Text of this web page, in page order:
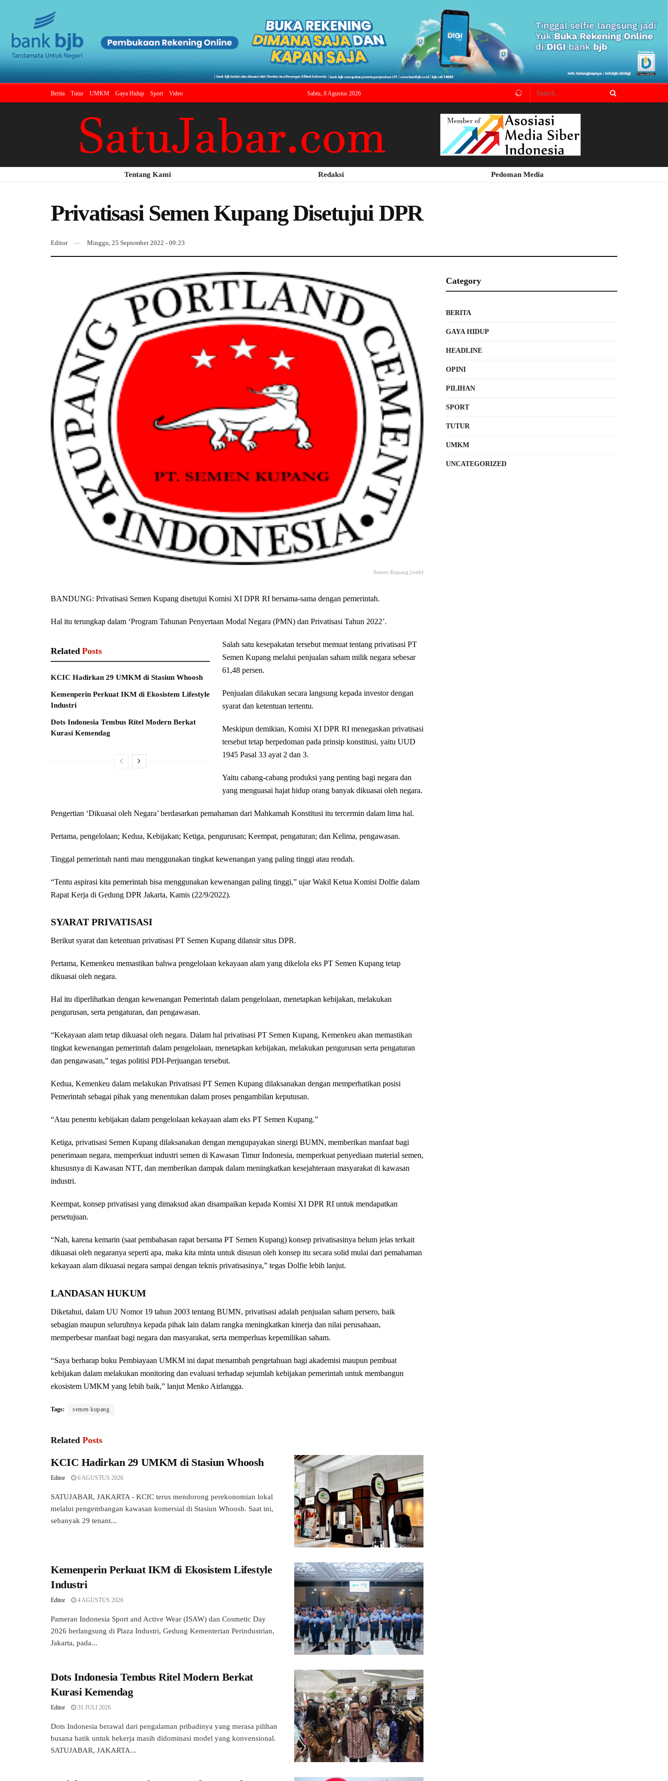
Berita Tutur UMKM Gaya Hidup Sport Video Sabtu, 8 Agustus 2026
Tentang Kami Redaksi Pedoman Media
Privatisasi Semen Kupang Disetujui DPR
Editor Minggu, 25 September 2022 - 09:23
Semen Kupang (web)
BANDUNG: Privatisasi Semen Kupang disetujui Komisi XI DPR RI bersama-sama dengan pemerintah.
Hal itu terungkap dalam ‘Program Tahunan Penyertaan Modal Negara (PMN) dan Privatisasi Tahun 2022’.
Related Posts
KCIC Hadirkan 29 UMKM di Stasiun Whoosh
Kemenperin Perkuat IKM di Ekosistem Lifestyle
Industri
Dots Indonesia Tembus Ritel Modern Berkat
Kurasi Kemendag
Salah satu kesepakatan tersebut memuat tentang privatisasi PT
Semen Kupang melalui penjualan saham milik negara sebesar
61,48 persen.
Penjualan dilakukan secara langsung kepada investor dengan
syarat dan ketentuan tertentu.
Meskipun demikian, Komisi XI DPR RI menegaskan privatisasi
tersebut tetap berpedoman pada prinsip konstitusi, yaitu UUD
1945 Pasal 33 ayat 2 dan 3.
Yaitu cabang-cabang produksi yang penting bagi negara dan
yang menguasai hajat hidup orang banyak dikuasai oleh negara.
Pengertian ‘Dikuasai oleh Negara’ berdasarkan pemahaman dari Mahkamah Konstitusi itu tercermin dalam lima hal.
Pertama, pengelolaan; Kedua, Kebijakan; Ketiga, pengurusan; Keempat, pengaturan; dan Kelima, pengawasan.
Tinggal pemerintah nanti mau menggunakan tingkat kewenangan yang paling tinggi atau rendah.
“Tentu aspirasi kita pemerintah bisa menggunakan kewenangan paling tinggi,” ujar Wakil Ketua Komisi Dolfie dalam
Rapat Kerja di Gedung DPR Jakarta, Kamis (22/9/2022).
SYARAT PRIVATISASI
Berikut syarat dan ketentuan privatisasi PT Semen Kupang dilansir situs DPR.
Pertama, Kemenkeu memastikan bahwa pengelolaan kekayaan alam yang dikelola eks PT Semen Kupang tetap
dikuasai oleh negara.
Hal itu diperlihatkan dengan kewenangan Pemerintah dalam pengelolaan, menetapkan kebijakan, melakukan
pengurusan, serta pengaturan, dan pengawasan.
“Kekayaan alam tetap dikuasai oleh negara. Dalam hal privatisasi PT Semen Kupang, Kemenkeu akan memastikan
tingkat kewenangan pemerintah dalam pengelolaan, menetapkan kebijakan, melakukan pengurusan serta pengaturan
dan pengawasan,” tegas politisi PDI-Perjuangan tersebut.
Kedua, Kemenkeu dalam melakukan Privatisasi PT Semen Kupang dilaksanakan dengan memperhatikan posisi
Pemerintah sebagai pihak yang menentukan dalam proses pengambilan keputusan.
“Atau penentu kebijakan dalam pengelolaan kekayaan alam eks PT Semen Kupang.”
Ketiga, privatisasi Semen Kupang dilaksanakan dengan mengupayakan sinergi BUMN, memberikan manfaat bagi
penerimaan negara, memperkuat industri semen di Kawasan Timur Indonesia, memperkuat penyediaan material semen,
khususnya di Kawasan NTT, dan memberikan dampak dalam meningkatkan kesejahteraan masyarakat di kawasan
industri.
Keempat, konsep privatisasi yang dimaksud akan disampaikan kepada Komisi XI DPR RI untuk mendapatkan
persetujuan.
“Nah, karena kemarin (saat pembahasan rapat bersama PT Semen Kupang) konsep privatisasinya belum jelas terkait
dikuasai oleh negaranya seperti apa, maka kita minta untuk disusun oleh konsep itu secara solid mulai dari pemahaman
kekayaan alam dikuasai negara sampai dengan teknis privatisasinya,” tegas Dolfie lebih lanjut.
LANDASAN HUKUM
Diketahui, dalam UU Nomor 19 tahun 2003 tentang BUMN, privatisasi adalah penjualan saham persero, baik
sebagian maupun seluruhnya kepada pihak lain dalam rangka meningkatkan kinerja dan nilai perusahaan,
memperbesar manfaat bagi negara dan masyarakat, serta memperluas kepemilikan saham.
“Saya berharap buku Pembiayaan UMKM ini dapat menambah pengetahuan bagi akademisi maupun pembuat
kebijakan dalam melakukan monitoring dan evaluasi terhadap sejumlah kebijakan pemerintah untuk membangun
ekosistem UMKM yang lebih baik,” lanjut Menko Airlangga.
Tags: semen kupang
Related Posts
KCIC Hadirkan 29 UMKM di Stasiun Whoosh
Editor 6 AGUSTUS 2026
SATUJABAR, JAKARTA - KCIC terus mendorong perekonomian lokal
melalui pengembangan kawasan komersial di Stasiun Whoosh. Saat ini,
sebanyak 29 tenant...
Kemenperin Perkuat IKM di Ekosistem Lifestyle
Industri
Editor 4 AGUSTUS 2026
Pameran Indonesia Sport and Active Wear (ISAW) dan Cosmetic Day
2026 berlangsung di Plaza Industri, Gedung Kementerian Perindustrian,
Jakarta, pada...
Dots Indonesia Tembus Ritel Modern Berkat
Kurasi Kemendag
Editor 31 JULI 2026
Dots Indonesia berawal dari pengalaman pribadinya yang merasa pilihan
busana batik untuk bekerja masih didominasi model yang konvensional.
SATUJABAR, JAKARTA...
Category
BERITA
GAYA HIDUP
HEADLINE
OPINI
PILIHAN
SPORT
TUTUR
UMKM
UNCATEGORIZED